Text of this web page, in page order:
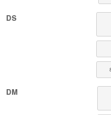
●本体：TWINCOT UVポリエステル
10%）
●部分使い：40スパンテレコ（綿
●お手入れ：手洗いまたは洗濯ネッ
カニンヘン・ミニチュアダックス、
ピヨン、ポメラニアン、マルチーズ
DS
DM